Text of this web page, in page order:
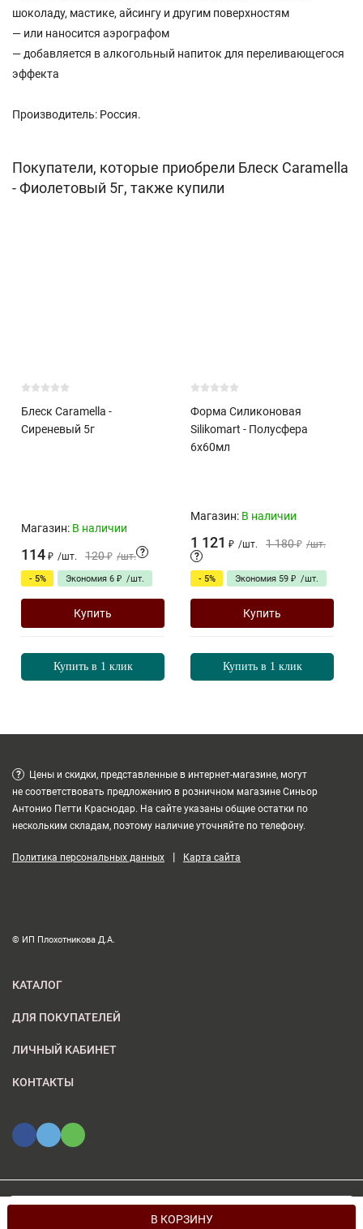
В КОРЗИНУ
шоколаду, мастике, айсингу и другим поверхностям
— или наносится аэрографом
— добавляется в алкогольный напиток для переливающегося
эффекта
Производитель: Россия.
Покупатели, которые приобрели Блеск Caramella
- Фиолетовый 5г, также купили
Блеск Caramella -
Сиреневый 5г
Магазин: В наличии
114 ₽ /шт. 120 ₽ /шт. ?
- 5% Экономия 6 ₽ /шт.
Купить
Купить в 1 клик
Форма Силиконовая
Silikomart - Полусфера
6х60мл
Магазин: В наличии
1 121 ₽ /шт. 1 180 ₽ /шт.
?
- 5% Экономия 59 ₽ /шт.
Купить
Купить в 1 клик
?
Цены и скидки, представленные в интернет-магазине, могут
не соответствовать предложению в розничном магазине Синьор
Антонио Петти Краснодар. На сайте указаны общие остатки по
нескольким складам, поэтому наличие уточняйте по телефону.
Политика персональных данных | Карта сайта
© ИП Плохотникова Д.А.
КАТАЛОГ
ДЛЯ ПОКУПАТЕЛЕЙ
ЛИЧНЫЙ КАБИНЕТ
КОНТАКТЫ